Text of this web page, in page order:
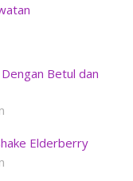
Betul dan
Elderberry